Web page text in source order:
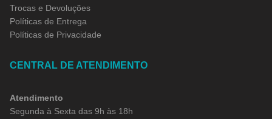
Trocas e Devoluções
Políticas de Entrega
Políticas de Privacidade
CENTRAL DE ATENDIMENTO
Atendimento
Segunda à Sexta das 9h às 18h